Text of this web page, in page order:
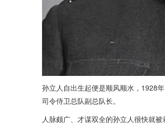
孙立人自出生起便是顺风顺水，1928
司令侍卫总队副总队长。
人脉颇广、才谋双全的孙立人很快就